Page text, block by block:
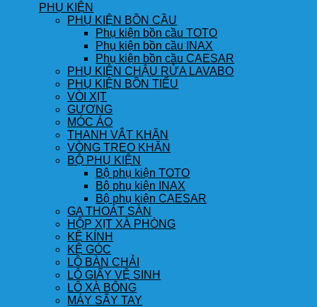
PHỤ KIỆN
PHỤ KIỆN BỒN CẦU
Phụ kiện bồn cầu TOTO
Phụ kiện bồn cầu INAX
Phụ kiện bồn cầu CAESAR
PHỤ KIỆN CHẬU RỬA LAVABO
PHỤ KIỆN BỒN TIỂU
VÒI XỊT
GƯƠNG
MÓC ÁO
THANH VẮT KHĂN
VÒNG TREO KHĂN
BỘ PHỤ KIỆN
Bộ phụ kiện TOTO
Bộ phụ kiện INAX
Bộ phụ kiện CAESAR
GA THOÁT SÀN
HỘP XỊT XÀ PHÒNG
KỆ KÍNH
KỆ GÓC
LÔ BÀN CHẢI
LÔ GIẤY VỆ SINH
LÔ XÀ BÔNG
MÁY SẤY TAY